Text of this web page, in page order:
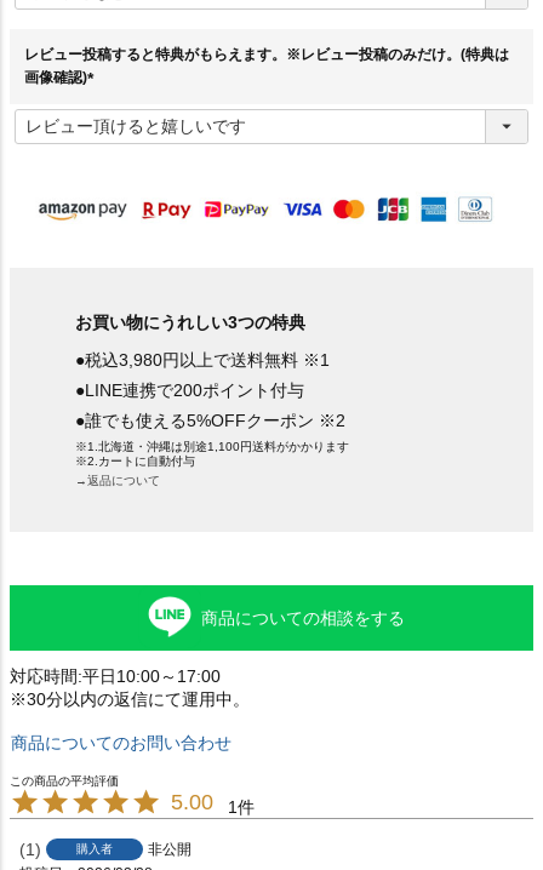
須
レビュー投稿すると特典がもらえます。※レビュー投稿のみだけ。(特典は
画像確認)
必
須
お買い物にうれしい3つの特典
●税込3,980円以上で送料無料 ※1
●LINE連携で200ポイント付与
●誰でも使える5%OFFクーポン ※2
※1.北海道・沖縄は別途1,100円送料がかかります
※2.カートに自動付与
→返品について
商品についての相談をする
対応時間:平日10:00～17:00
※30分以内の返信にて運用中。
商品についてのお問い合わせ
5.00 1
1 購入者
非公開